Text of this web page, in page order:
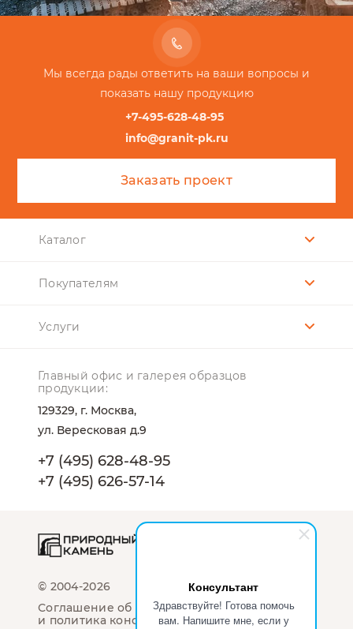
Консультант
Здравствуйте! Готова помочь
вам. Напишите мне, если у
Мы всегда рады ответить на ваши вопросы и
показать нашу продукцию
Заказать проект
+7-495-628-48-95
info@granit-pk.ru
Каталог
Покупателям
Услуги
Главный офис и галерея образцов
продукции:
129329, г. Москва,
ул. Вересковая д.9
+7 (495) 628-48-95
+7 (495) 626-57-14
© 2004-2026
Соглашение об использование сайта
и политика конфиденциальности